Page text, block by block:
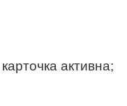
активна;